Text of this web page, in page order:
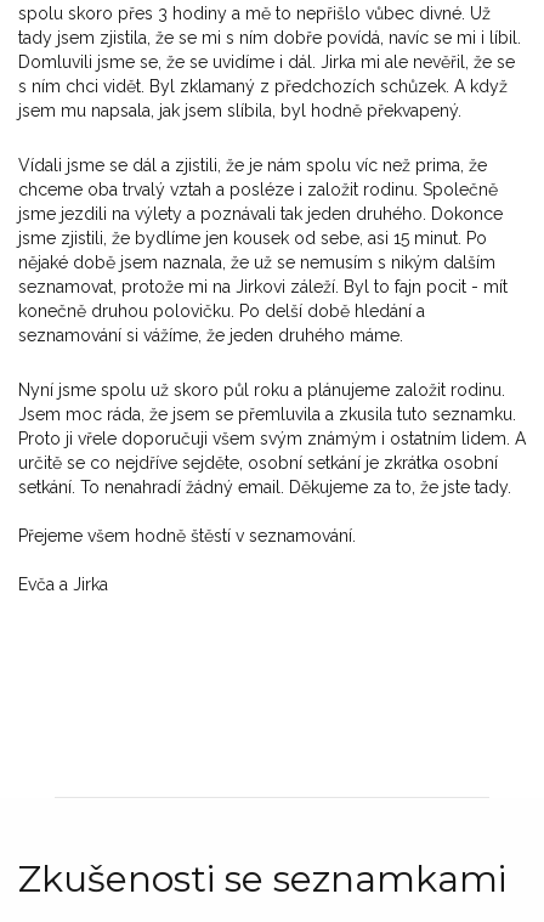
spolu skoro přes 3 hodiny a mě to nepřišlo vůbec divné. Už
tady jsem zjistila, že se mi s ním dobře povídá, navíc se mi i líbil.
Domluvili jsme se, že se uvidíme i dál. Jirka mi ale nevěřil, že se
s ním chci vidět. Byl zklamaný z předchozích schůzek. A když
jsem mu napsala, jak jsem slíbila, byl hodně překvapený.
Vídali jsme se dál a zjistili, že je nám spolu víc než prima, že
chceme oba trvalý vztah a posléze i založit rodinu. Společně
jsme jezdili na výlety a poznávali tak jeden druhého. Dokonce
jsme zjistili, že bydlíme jen kousek od sebe, asi 15 minut. Po
nějaké době jsem naznala, že už se nemusím s nikým dalším
seznamovat, protože mi na Jirkovi záleží. Byl to fajn pocit - mít
konečně druhou polovičku. Po delší době hledání a
seznamování si vážíme, že jeden druhého máme.
Nyní jsme spolu už skoro půl roku a plánujeme založit rodinu.
Jsem moc ráda, že jsem se přemluvila a zkusila tuto seznamku.
Proto ji vřele doporučuji všem svým známým i ostatním lidem. A
určitě se co nejdříve sejděte, osobní setkání je zkrátka osobní
setkání. To nenahradí žádný email. Děkujeme za to, že jste tady.
Přejeme všem hodně štěstí v seznamování.
Evča a Jirka
Zkušenosti se seznamkami